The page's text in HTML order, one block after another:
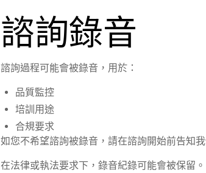
諮詢錄音
諮詢過程可能會被錄音，用於：
品質監控
培訓用途
合規要求
如您不希望諮詢被錄音，請在諮詢開始前告知我
在法律或執法要求下，錄音紀錄可能會被保留。